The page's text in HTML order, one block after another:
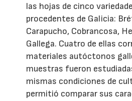
las hojas de cinco
procedentes de Galicia:
Carapucho, Cobrancosa,
Gallega. Cuatro de ellas
materiales autóctonos
muestras fueron
mismas condiciones de
permitió comparar sus